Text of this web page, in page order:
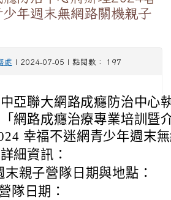
年週末無網路關機親子
處 | 2024-07-05 | 點閱數： 197
亞聯大網路成癮防治中心
網路成癮治療專業培訓暨
幸福不迷網青少年週末
細資訊：
末親子營隊日期與地點：
隊日期：